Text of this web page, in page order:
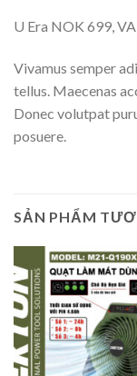
U Era NOK 699,
Vivamus semper
tellus. Maecenas
Donec volutpat
posuere.
SẢN PHẨM